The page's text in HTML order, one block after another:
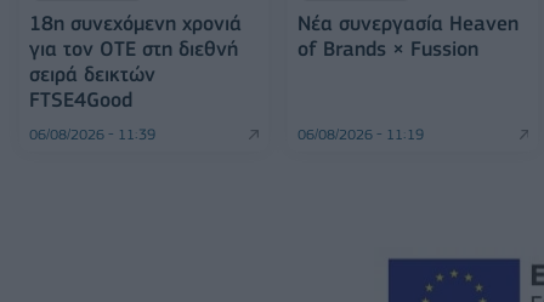
18η συνεχόμενη χρονιά
για τον ΟΤΕ στη διεθνή
σειρά δεικτών
FTSE4Good
06/08/2026 - 11:39
Νέα συνεργασία Heaven
of Brands × Fussion
06/08/2026 - 11:19